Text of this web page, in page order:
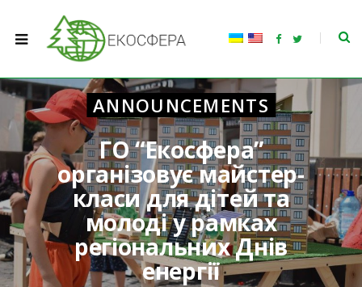
F
b
o
k
T
t
ANNOUNCEMENTS
ГО “Екосфера”
організовує майстер-
класи для дітей та
молоді у рамках
регіональних Днів
енергії